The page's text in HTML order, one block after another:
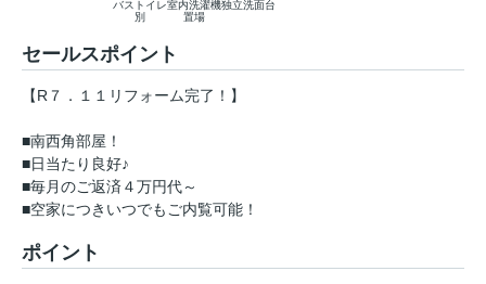
バストイレ
別
室内洗濯機
置場
独立洗面台
セールスポイント
【R７．１１リフォーム完了！】
■南西角部屋！
■日当たり良好♪
■毎月のご返済４万円代～
■空家につきいつでもご内覧可能！
ポイント